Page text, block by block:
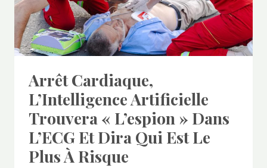
Arrêt Cardiaque,
L’Intelligence Artificielle
Trouvera « L’espion » Dans
L’ECG Et Dira Qui Est Le
Plus À Risque